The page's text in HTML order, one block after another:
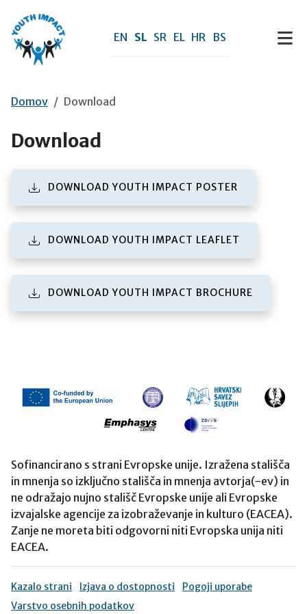
EN SL SR EL HR BS
Domov Download
Download
DOWNLOAD YOUTH IMPACT POSTER
DOWNLOAD YOUTH IMPACT LEAFLET
DOWNLOAD YOUTH IMPACT BROCHURE
Sofinancirano s strani Evropske unije. Izražena stališča
in mnenja so izključno stališča in mnenja avtorja(-ev) in
ne odražajo nujno stališč Evropske unije ali Evropske
izvajalske agencije za izobraževanje in kulturo (EACEA).
Zanje ne moreta biti odgovorni niti Evropska unija niti
EACEA.
Kazalo strani Izjava o dostopnosti
Pogoji uporabe
Varstvo osebnih podatkov